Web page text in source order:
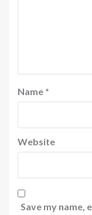
Name *
Website
Save my name,